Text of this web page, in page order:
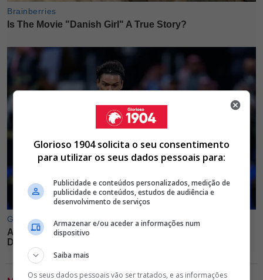
Glorioso 1904 solicita o seu consentimento
para utilizar os seus dados pessoais para:
Publicidade e conteúdos personalizados, medição de
publicidade e conteúdos, estudos de audiência e
desenvolvimento de serviços
Armazenar e/ou aceder a informações num
dispositivo
Saiba mais
Os seus dados pessoais vão ser tratados, e as informações